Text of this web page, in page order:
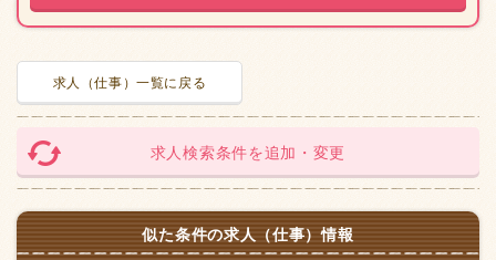
求人（仕事）一覧に戻る
求人検索条件を追加・変更
似た条件の求人（仕事）情報